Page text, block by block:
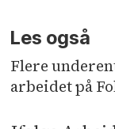
Les også
Flere
arbeidet på